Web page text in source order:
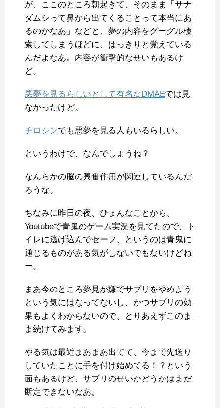
が、ここのところ朝起きて、そのまま「サナ
ダムシって鼻から出てくることって本当にあ
るのかなあ」などと、夢の内容をグーグル検
索してしまうほどに、はっきりと覚えている
んだよなあ。内容が衝撃的なせいもあるけ
ど。
悪夢を見るらしいとして有名なDMAEでは見
なかったけど。
チロシンでも悪夢を見る人もいるらしい。
というわけで、なんでしょうね？
なんらかの脳の興奮作用が関連しているんだ
ろうな。
ちなみに昨日の夜、ひょんなことから、
Youtubeで青鬼のゲーム実況を見てたので、ト
イレに逃げ込んでセーフ、というのは青鬼に
通じるものがある気がしないでもないけどね
ー。
まあ今のところ夢見が嫌でサプリをやめよう
という気にはなってないし、かつサプリの効
果もよくわからないので、とりあえずこのま
ま続けてみます。
やる気は最近まあまあ出てて、今まで先送り
していたことに手を付け始めてる！？という
面もあるけど、サプリのせいかどうかはまだ
断定できないなあ。